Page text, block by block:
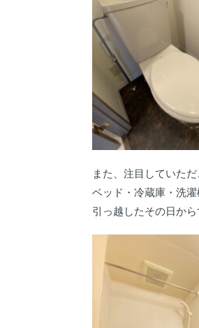
また、注目していただ
ベッド・冷蔵庫・洗
引っ越したその日か